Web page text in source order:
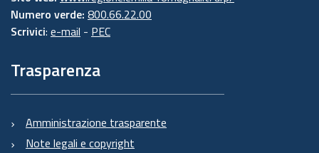
Numero verde: 800.66.22.00
Scrivici: e-mail - PEC
Trasparenza
Amministrazione trasparente
Note legali e copyright